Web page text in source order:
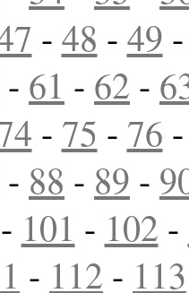
- 48 - 49
- 61 - 62 -
- 75 - 76
- 88 - 89 -
- 101 - 102 -
- 112 - 113